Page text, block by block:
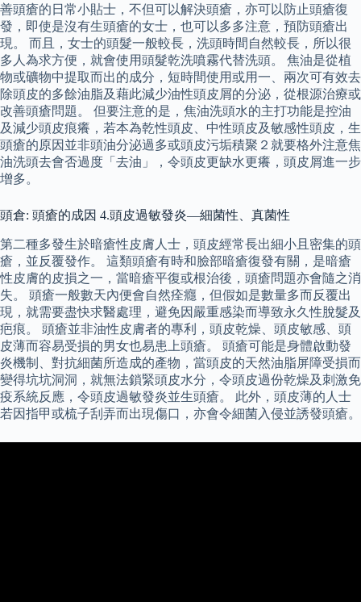
善頭瘡的日常小貼士，不但可以解決頭瘡，亦可以防止頭瘡復
發，即使是沒有生頭瘡的女士，也可以多多注意，預防頭瘡出
現。 而且，女士的頭髮一般較長，洗頭時間自然較長，所以很
多人為求方便，就會使用頭髮乾洗噴霧代替洗頭。 焦油是從植
物或礦物中提取而出的成分，短時間使用或用一、兩次可有效去
除頭皮的多餘油脂及藉此減少油性頭皮屑的分泌，從根源治療或
改善頭瘡問題。 但要注意的是，焦油洗頭水的主打功能是控油
及減少頭皮痕癢，若本為乾性頭皮、中性頭皮及敏感性頭皮，生
頭瘡的原因並非頭油分泌過多或頭皮污垢積聚２就要格外注意焦
油洗頭去會否過度「去油」，令頭皮更缺水更癢，頭皮屑進一步
增多。
頭倉: 頭瘡的成因 4.頭皮過敏發炎—細菌性、真菌性
第二種多發生於暗瘡性皮膚人士，頭皮經常長出細小且密集的頭
瘡，並反覆發作。 這類頭瘡有時和臉部暗瘡復發有關，是暗瘡
性皮膚的皮損之一，當暗瘡平復或根治後，頭瘡問題亦會隨之消
失。 頭瘡一般數天內便會自然痊癮，但假如是數量多而反覆出
現，就需要盡快求醫處理，避免因嚴重感染而導致永久性脫髮及
疤痕。 頭瘡並非油性皮膚者的專利，頭皮乾燥、頭皮敏感、頭
皮薄而容易受損的男女也易患上頭瘡。 頭瘡可能是身體啟動發
炎機制、對抗細菌所造成的產物，當頭皮的天然油脂屏障受損而
變得坑坑洞洞，就無法鎖緊頭皮水分，令頭皮過份乾燥及刺激免
疫系統反應，令頭皮過敏發炎並生頭瘡。 此外，頭皮薄的人士
若因指甲或梳子刮弄而出現傷口，亦會令細菌入侵並誘發頭瘡。